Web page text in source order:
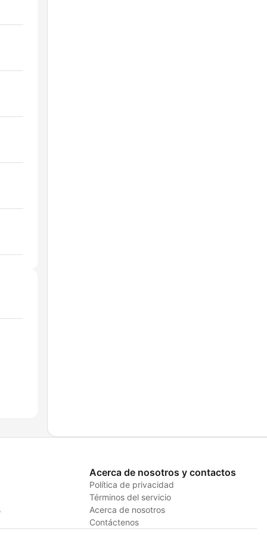
Acerca de nosotros y contactos
Política de privacidad
Términos del servicio
Acerca de nosotros
Contáctenos